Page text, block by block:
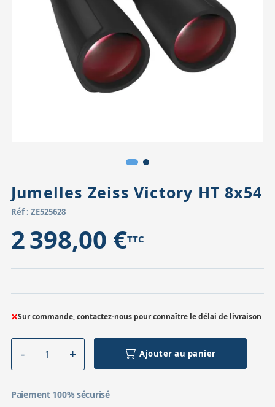
Accessoires pour montures
Têtes
Pièces détachées
Jumelles Zeiss Victory HT 8x54
Réf : ZE525628
2 398,00 €TTC
×Sur commande, contactez-nous pour connaître le délai de livraison
Ajouter au panier
Paiement 100% sécurisé